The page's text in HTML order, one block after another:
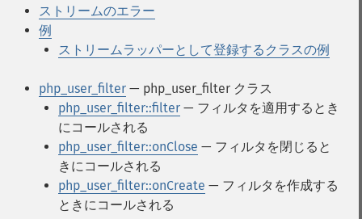
ストリームのエラー
例
ストリームラッパーとして登録するクラスの例
php_user_filter — php_user_filter クラス
php_user_filter::filter — フィルタを適用するとき
にコールされる
php_user_filter::onClose — フィルタを閉じると
きにコールされる
php_user_filter::onCreate — フィルタを作成する
ときにコールされる